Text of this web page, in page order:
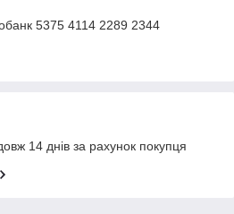
5375 4114 2289 2344
14 днів за рахунок покупця